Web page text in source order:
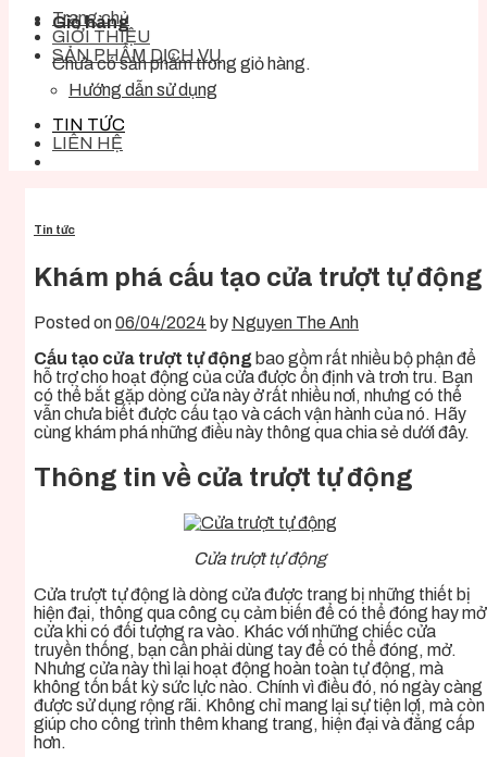
Giỏ hàng
Chưa có sản phẩm trong giỏ hàng.
Trang chủ
GIỚI THIỆU
SẢN PHẨM DỊCH VỤ
Hướng dẫn sử dụng
TIN TỨC
LIÊN HỆ
Tin tức
Khám phá cấu tạo cửa trượt tự động
Posted on06/04/2024 by Nguyen The Anh
Cấu tạo cửa trượt tự động bao gồm rất nhiều bộ phận để
hỗ trợ cho hoạt động của cửa được ổn định và trơn tru. Bạn
có thể bắt gặp dòng cửa này ở rất nhiều nơi, nhưng có thể
vẫn chưa biết được cấu tạo và cách vận hành của nó. Hãy
cùng khám phá những điều này thông qua chia sẻ dưới đây.
Thông tin về cửa trượt tự động
Cửa trượt tự động
Cửa trượt tự động là dòng cửa được trang bị những thiết bị
hiện đại, thông qua công cụ cảm biến để có thể đóng hay mở
cửa khi có đối tượng ra vào. Khác với những chiếc cửa
truyền thống, bạn cần phải dùng tay để có thể đóng, mở.
Nhưng cửa này thì lại hoạt động hoàn toàn tự động, mà
không tốn bất kỳ sức lực nào. Chính vì điều đó, nó ngày càng
được sử dụng rộng rãi. Không chỉ mang lại sự tiện lợi, mà còn
giúp cho công trình thêm khang trang, hiện đại và đẳng cấp
hơn.